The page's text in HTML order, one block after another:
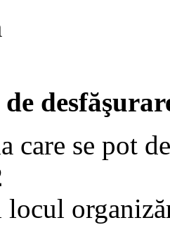
care se pot
locul